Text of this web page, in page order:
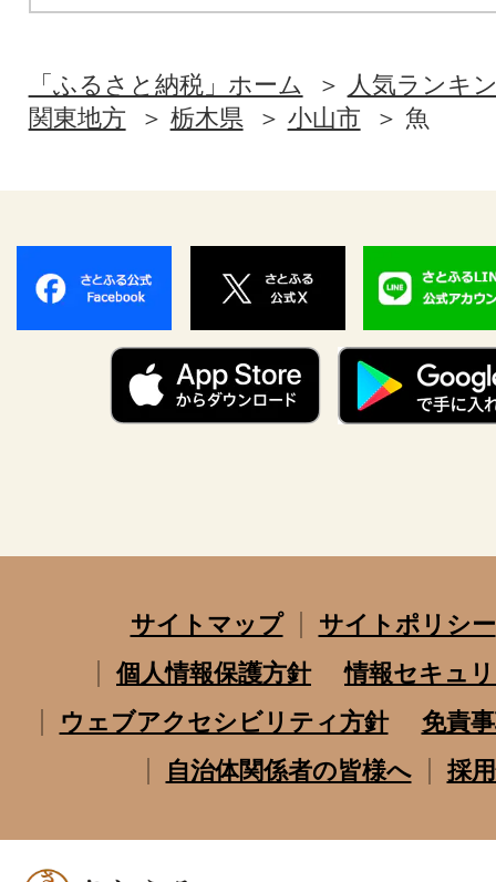
「ふるさと納税」ホーム
人気ランキ
関東地方
栃木県 小山市 魚
サイトマップ
サイトポリシー
個人情報保護方針
情報セキュ
ウェブアクセシビリティ方針
免責
自治体関係者の皆様へ
採